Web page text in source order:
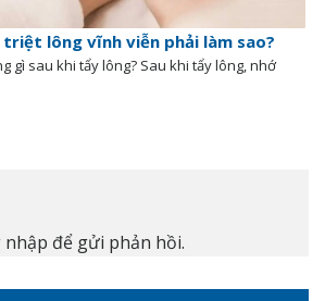
triệt lông vĩnh viễn phải làm sao?
gì sau khi tẩy lông? Sau khi tẩy lông, nhớ
nhập để gửi phản hồi.